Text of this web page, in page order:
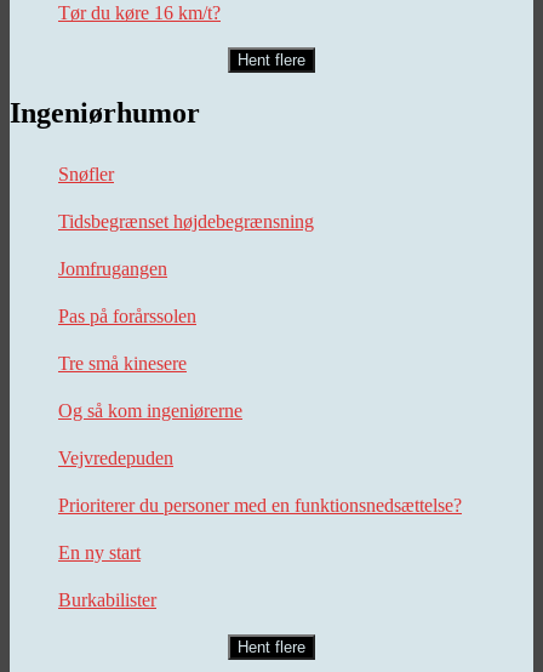
Tør du køre 16 km/t?
Hent flere
Ingeniørhumor
Snøfler
Tidsbegrænset højdebegrænsning
Jomfrugangen
Pas på forårssolen
Tre små kinesere
Og så kom ingeniørerne
Vejvredepuden
Prioriterer du personer med en funktionsnedsættelse?
En ny start
Burkabilister
Hent flere